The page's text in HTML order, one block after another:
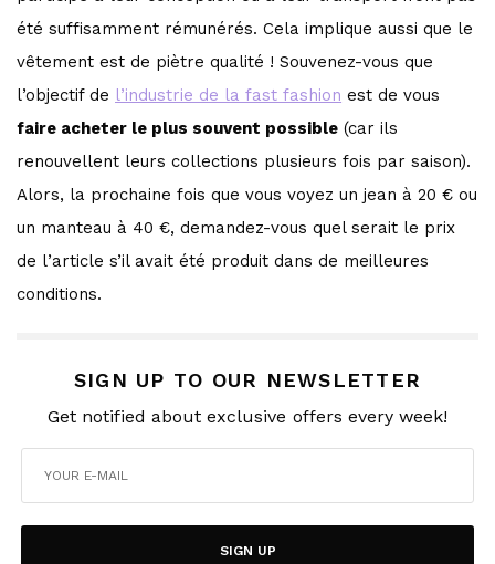
été suffisamment rémunérés. Cela implique aussi que le
vêtement est de piètre qualité ! Souvenez-vous que
l’objectif de l’industrie de la fast fashion est de vous
faire acheter le plus souvent possible (car ils
renouvellent leurs collections plusieurs fois par saison).
Alors, la prochaine fois que vous voyez un jean à 20 € ou
un manteau à 40 €, demandez-vous quel serait le prix
de l’article s’il avait été produit dans de meilleures
conditions.
SIGN UP TO OUR NEWSLETTER
Get notified about exclusive offers every week!
SIGN UP